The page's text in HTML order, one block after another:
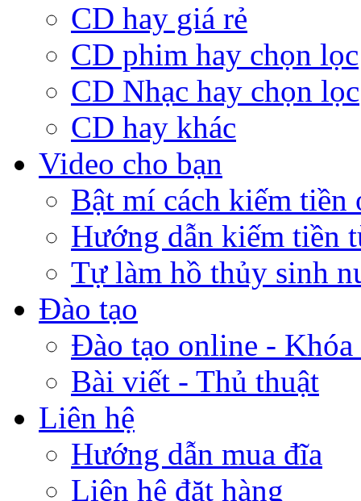
CD hay giá rẻ
CD phim hay chọn lọc
CD Nhạc hay chọn lọc
CD hay khác
Video cho bạn
Bật mí cách kiếm tiền
Hướng dẫn kiếm tiền
Tự làm hồ thủy sinh
Đào tạo
Đào tạo online -
Bài viết - Thủ thuật
Liên hệ
Hướng dẫn mua đĩa
Liên hệ đặt hàng